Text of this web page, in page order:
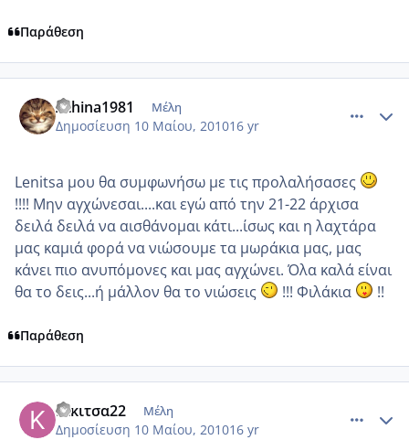
Παράθεση
Athina1981 Μέλη
Δημοσίευση 10 Μαίου, 201016 yr
Lenitsa μου θα συμφωνήσω με τις προλαλήσασες
!!!! Μην αγχώνεσαι....και εγώ από την 21-22 άρχισα
δειλά δειλά να αισθάνομαι κάτι...ίσως και η λαχτάρα
μας καμιά φορά να νιώσουμε τα μωράκια μας, μας
κάνει πιο ανυπόμονες και μας αγχώνει. Όλα καλά είναι
θα το δεις...ή μάλλον θα το νιώσεις
!!! Φιλάκια !!
Παράθεση
Κικιτσα22 Μέλη
Δημοσίευση 10 Μαίου, 201016 yr